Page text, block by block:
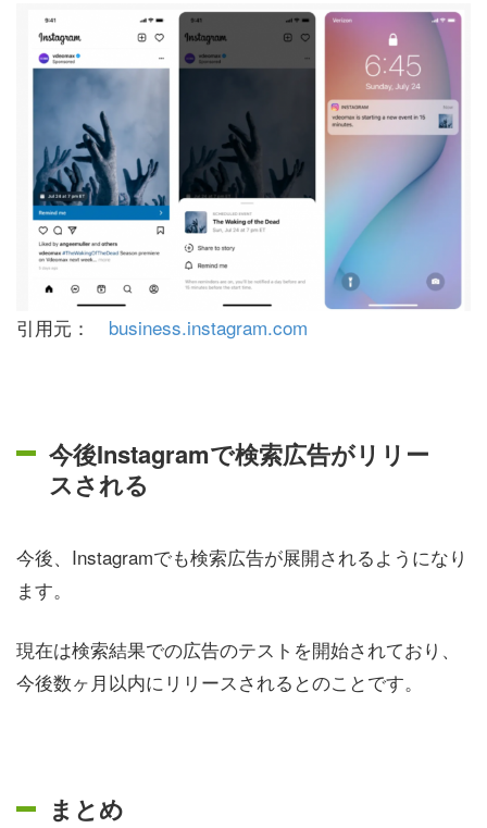
引用元： business.instagram.com
今後Instagramで検索広告がリリー
スされる
今後、Instagramでも検索広告が展開されるようになり
ます。
現在は検索結果での広告のテストを開始されており、
今後数ヶ月以内にリリースされるとのことです。
まとめ